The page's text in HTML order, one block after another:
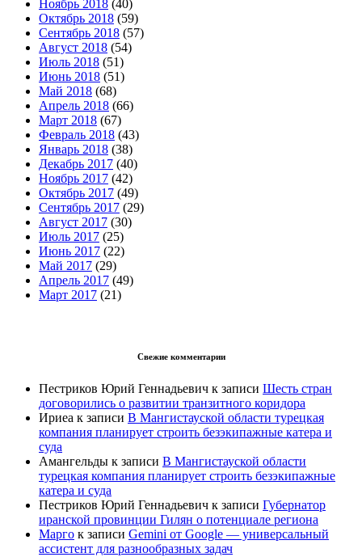
Ноябрь 2018 (40)
Октябрь 2018 (59)
Сентябрь 2018 (57)
Август 2018 (54)
Июль 2018 (51)
Июнь 2018 (51)
Май 2018 (68)
Апрель 2018 (66)
Март 2018 (67)
Февраль 2018 (43)
Январь 2018 (38)
Декабрь 2017 (40)
Ноябрь 2017 (42)
Октябрь 2017 (49)
Сентябрь 2017 (29)
Август 2017 (30)
Июль 2017 (25)
Июнь 2017 (22)
Май 2017 (29)
Апрель 2017 (49)
Март 2017 (21)
Свежие комментарии
Пестриков Юрий Геннадьевич к записи Шесть стран
договорились о развитии транзитного коридора
Ириеа к записи В Мангистауской области турецкая
компания планирует строить безэкипажные катера и
суда
Амангельды к записи В Мангистауской области
турецкая компания планирует строить безэкипажные
катера и суда
Пестриков Юрий Геннадьевич к записи Губернатор
иранской провинции Гилян о потенциале региона
Марго к записи Gemini от Google — универсальный
ассистент для разнообразных задач